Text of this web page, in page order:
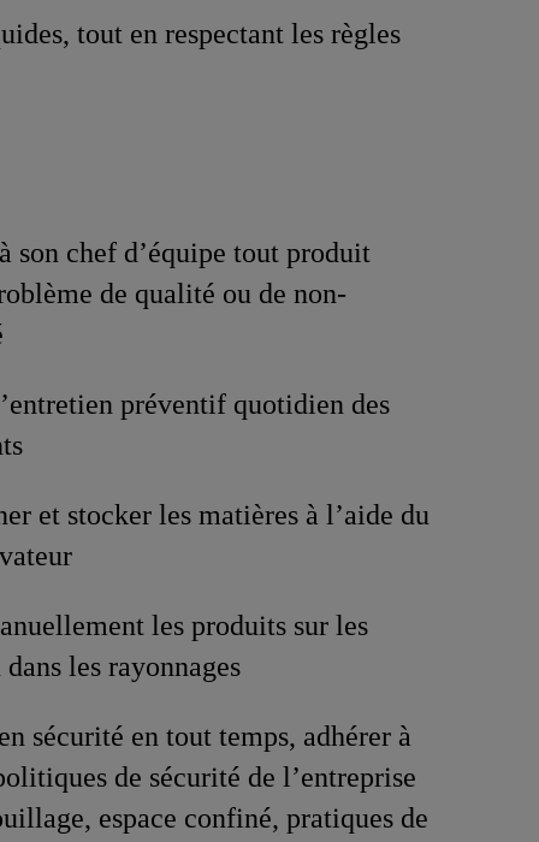
tout en respectant les règles
son chef d’équipe tout produit
de qualité ou de non-
préventif quotidien des
et stocker les matières à l’aide du
les produits sur les
les rayonnages
sécurité en tout temps, adhérer à
de sécurité de l’entreprise
espace confiné, pratiques de